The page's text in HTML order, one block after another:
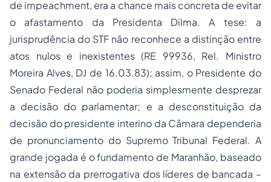
de impeachment, era a chance mais concreta de evitar
o afastamento da Presidenta Dilma. A tese: a
jurisprudência do STF não reconhece a distinção entre
atos nulos e inexistentes (RE 99936, Rel. Ministro
Moreira Alves, DJ de 16.03.83); assim, o Presidente do
Senado Federal não poderia simplesmente desprezar
a decisão do parlamentar; e a desconstituição da
decisão do presidente interino da Câmara dependeria
de pronunciamento do Supremo Tribunal Federal. A
grande jogada é o fundamento de Maranhão, baseado
na extensão da prerrogativa dos líderes de bancada –